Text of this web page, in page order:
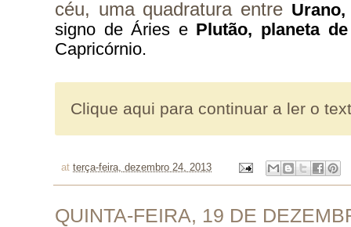
céu, uma quadratura entre
signo de Áries e Plutão, planeta
Capricórnio.
Clique aqui para continuar a ler o
at terça-feira, dezembro 24, 2013
QUINTA-FEIRA, 19 DE